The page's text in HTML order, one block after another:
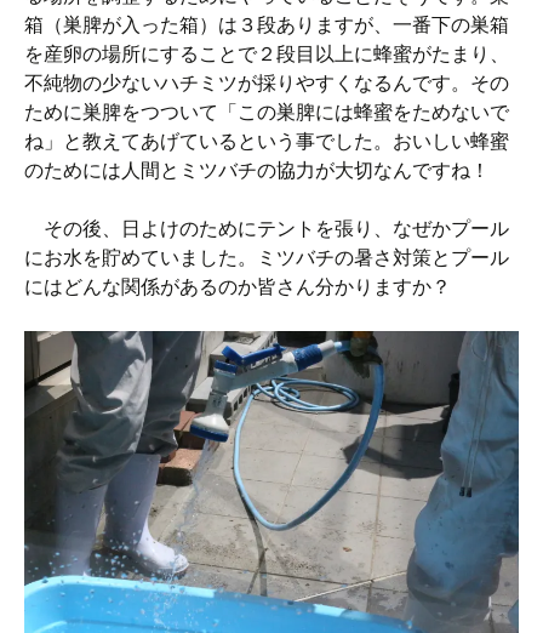
箱（巣脾が入った箱）は３段ありますが、一番下の巣箱
を産卵の場所にすることで２段目以上に蜂蜜がたまり、
不純物の少ないハチミツが採りやすくなるんです。その
ために巣脾をつついて「この巣脾には蜂蜜をためないで
ね」と教えてあげているという事でした。おいしい蜂蜜
のためには人間とミツバチの協力が大切なんですね！
その後、日よけのためにテントを張り、なぜかプール
にお水を貯めていました。ミツバチの暑さ対策とプール
にはどんな関係があるのか皆さん分かりますか？